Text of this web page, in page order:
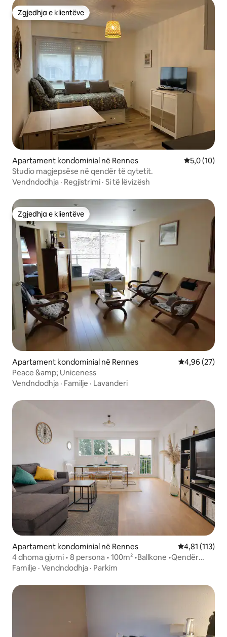
Zgjedhja e klientëve
Zgjedhja e klientëve
Apartament kondominial në Rennes Vlerësimi
5,0 (10)
Studio magjepsëse në qendër të qytetit.
Vendndodhja · Regjistrimi · Si të lëvizësh
Zgjedhja e klientëve
Zgjedhja e klientëve
Apartament kondominial në Rennes Vlerësimi
4,96 (27)
Peace &amp; Uniceness
Vendndodhja · Familje · Lavanderi
Apartament kondominial në Rennes Vlerësimi
4,81 (113)
4 dhoma gjumi • 8 persona • 100m² •Ballkone •Qendër
Stacioni i trenit
Familje · Vendndodhja · Parkim